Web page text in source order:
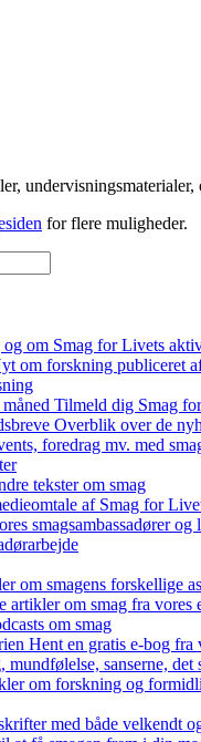
undervisningsmaterialer,
for flere muligheder.
og om Smag for Livets
om forskning publiceret
Tilmeld dig Smag
Overblik over de
foredrag mv. med
tekster om smag
af Smag for
smagsambassadører
om smagens forskellige
artikler om smag fra vores
om smag
Hent en gratis e-bog fra
mundfølelse, sanserne,
om forskning og
med både velkendt